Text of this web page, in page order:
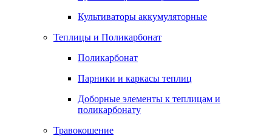
Культиваторы аккумуляторные
Теплицы и Поликарбонат
Поликарбонат
Парники и каркасы теплиц
Доборные элементы к теплицам и
поликарбонату
Травокошение